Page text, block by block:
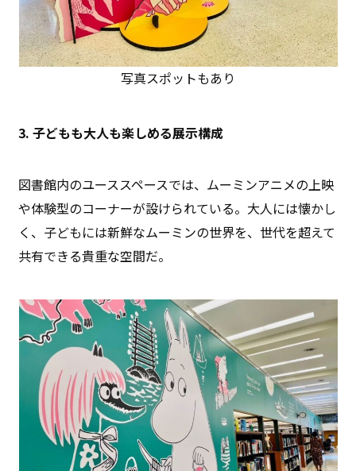
写真スポットもあり
3. 子どもも大人も楽しめる展示構成
図書館内のユーススペースでは、ムーミンアニメの上映
や体験型のコーナーが設けられている。大人には懐かし
く、子どもには新鮮なムーミンの世界を、世代を超えて
共有できる貴重な空間だ。